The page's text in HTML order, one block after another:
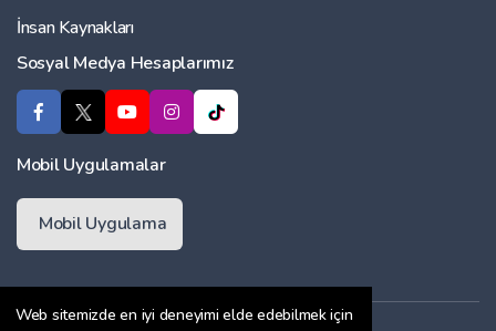
Web sitemizde en iyi deneyimi elde edebilmek için
İnsan Kaynakları
Sosyal Medya Hesaplarımız
Mobil Uygulamalar
Mobil Uygulama